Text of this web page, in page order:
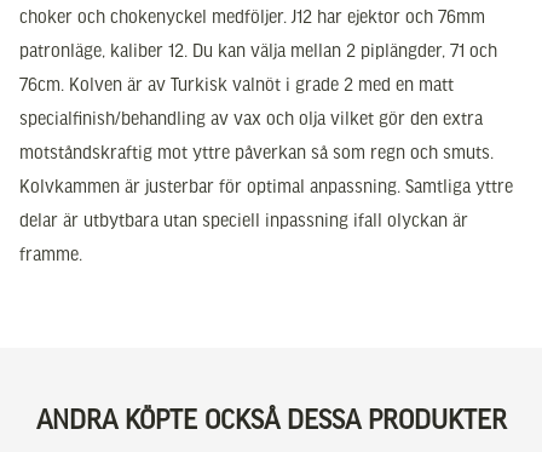
choker och chokenyckel medföljer. J12 har ejektor och 76mm
patronläge, kaliber 12. Du kan välja mellan 2 piplängder, 71 och
76cm. Kolven är av Turkisk valnöt i grade 2 med en matt
specialfinish/behandling av vax och olja vilket gör den extra
motståndskraftig mot yttre påverkan så som regn och smuts.
Kolvkammen är justerbar för optimal anpassning. Samtliga yttre
delar är utbytbara utan speciell inpassning ifall olyckan är
framme.
ANDRA KÖPTE OCKSÅ DESSA PRODUKTER